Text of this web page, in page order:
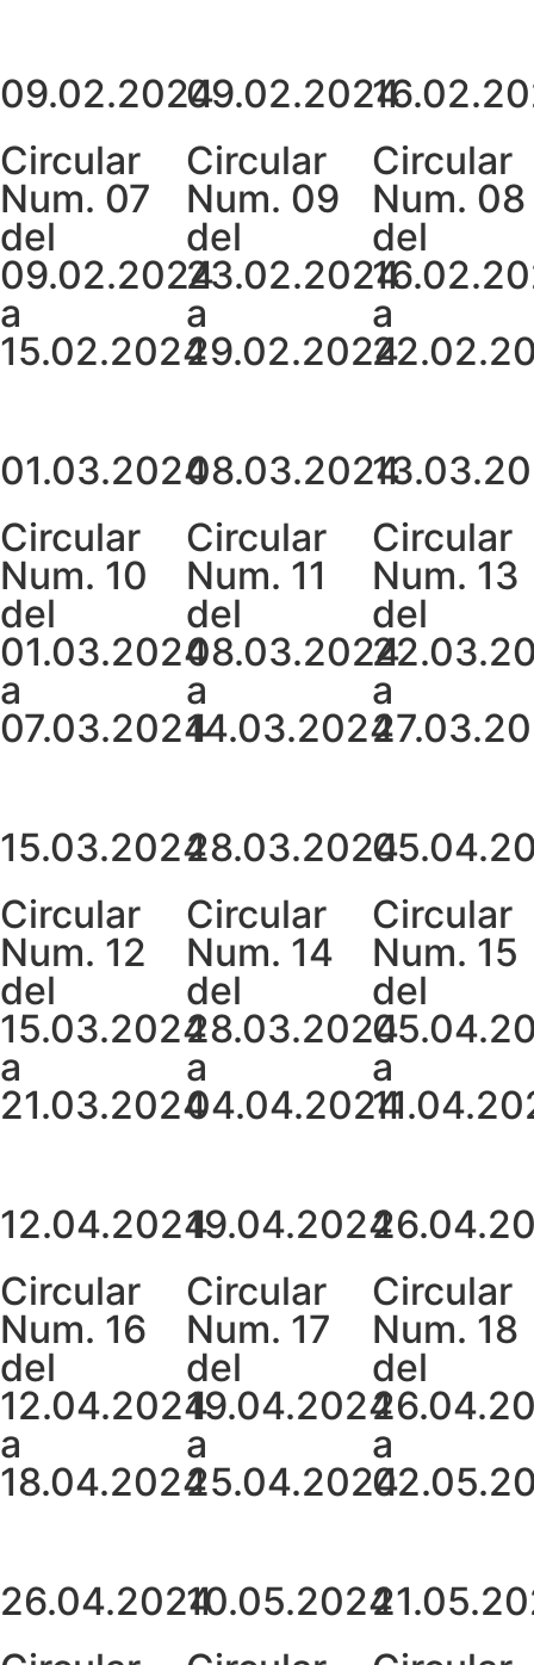
09.02.2024
Circular
Num. 07
del
09.02.2024
a
15.02.2024
09.02.2024
Circular
Num. 09
del
23.02.2024
a
29.02.2024
Circular
Num. 08
del
a
01.03.2024
Circular
Num. 10
del
01.03.2024
a
07.03.2024
08.03.2024
Circular
Num. 11
del
08.03.2024
a
14.03.2024
Circular
Num. 13
del
a
15.03.2024
Circular
Num. 12
del
15.03.2024
a
21.03.2024
28.03.2024
Circular
Num. 14
del
28.03.2024
a
04.04.2024
Circular
Num. 15
del
a
12.04.2024
Circular
Num. 16
del
12.04.2024
a
18.04.2024
19.04.2024
Circular
Num. 17
del
19.04.2024
a
25.04.2024
Circular
Num. 18
del
a
26.04.202410.05.2024